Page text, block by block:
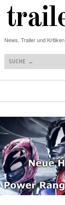
News, Trailer und